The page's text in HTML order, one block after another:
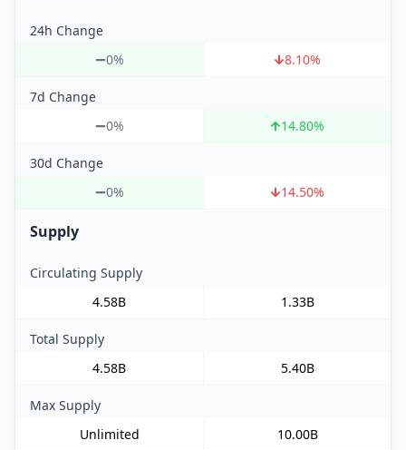
24h Change
0%
8.10%
7d Change
0%
14.80%
30d Change
0%
14.50%
Supply
Circulating Supply
4.58B
1.33B
Total Supply
4.58B
5.40B
Max Supply
Unlimited
10.00B